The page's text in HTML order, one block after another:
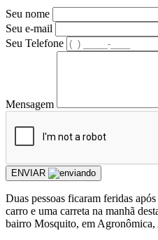
Seu nome
Seu e-mail
Seu Telefone
Mensagem
ENVIAR
Duas pessoas ficaram feridas
carro e uma carreta na manhã
bairro Mosquito, em